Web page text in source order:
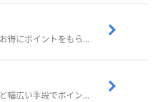
歩いてポイ活！日常生活でお得にポイントをもらおう
歩いたりアンケート回答など幅広い手段でポイントをゲット